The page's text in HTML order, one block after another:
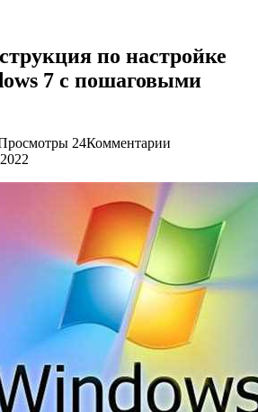
по настройке
7 с пошаговыми
24Комментарии